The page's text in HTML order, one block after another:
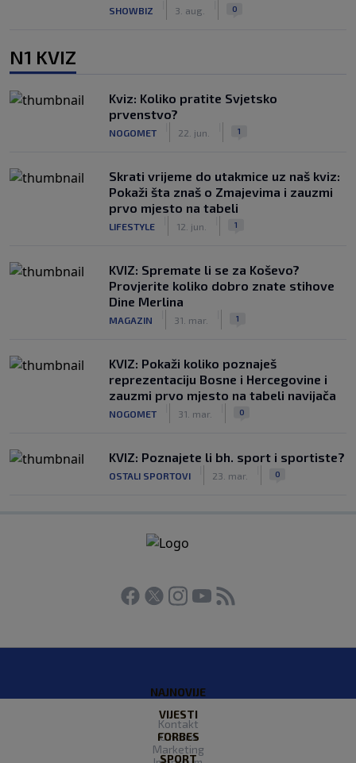
SHOWBIZ 3. aug. 0
N1 KVIZ
Kviz: Koliko pratite Svjetsko
prvenstvo?
NOGOMET 22. jun. 1
Skrati vrijeme do utakmice uz naš kviz:
Pokaži šta znaš o Zmajevima i zauzmi
prvo mjesto na tabeli
LIFESTYLE 12. jun. 1
KVIZ: Spremate li se za Koševo?
Provjerite koliko dobro znate stihove
Dine Merlina
MAGAZIN 31. mar. 1
KVIZ: Pokaži koliko poznaješ
reprezentaciju Bosne i Hercegovine i
zauzmi prvo mjesto na tabeli navijača
NOGOMET 31. mar. 0
KVIZ: Poznajete li bh. sport i sportiste?
OSTALI SPORTOVI 23. mar. 0
NAJNOVIJE
VIJESTI
FORBES
SPORT
Kontakt
O nama
Marketing